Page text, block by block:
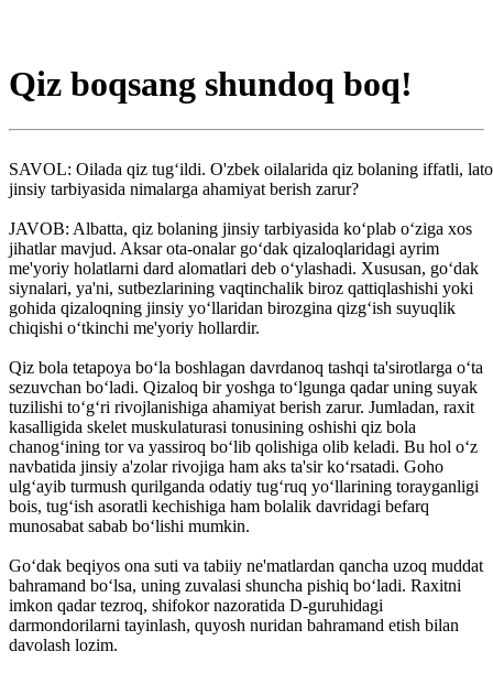
Qiz boqsang shundoq boq!
SAVOL: Oilada qiz tug‘ildi. O'zbek oilalarida qiz bolaning iffatli,
jinsiy tarbiyasida nimalarga ahamiyat berish zarur?
JAVOB: Albatta, qiz bolaning jinsiy tarbiyasida ko‘plab o‘ziga xos
jihatlar mavjud. Aksar ota-onalar go‘dak qizaloqlaridagi ayrim
me'yoriy holatlarni dard alomatlari deb o‘ylashadi. Xususan, go‘dak
siynalari, ya'ni, sutbezlarining vaqtinchalik biroz qattiqlashishi yoki
gohida qizaloqning jinsiy yo‘llaridan birozgina qizg‘ish suyuqlik
chiqishi o‘tkinchi me'yoriy hollardir.
Qiz bola tetapoya bo‘la boshlagan davrdanoq tashqi ta'sirotlarga o‘ta
sezuvchan bo‘ladi. Qizaloq bir yoshga to‘lgunga qadar uning suyak
tuzilishi to‘g‘ri rivojlanishiga ahamiyat berish zarur. Jumladan, raxit
kasalligida skelet muskulaturasi tonusining oshishi qiz bola
chanog‘ining tor va yassiroq bo‘lib qolishiga olib keladi. Bu hol o‘z
navbatida jinsiy a'zolar rivojiga ham aks ta'sir ko‘rsatadi. Goho
ulg‘ayib turmush qurilganda odatiy tug‘ruq yo‘llarining torayganligi
bois, tug‘ish asoratli kechishiga ham bolalik davridagi befarq
munosabat sabab bo‘lishi mumkin.
Go‘dak beqiyos ona suti va tabiiy ne'matlardan qancha uzoq muddat
bahramand bo‘lsa, uning zuvalasi shuncha pishiq bo‘ladi. Raxitni
imkon qadar tezroq, shifokor nazoratida D-guruhidagi
darmondorilarni tayinlash, quyosh nuridan bahramand etish bilan
davolash lozim.